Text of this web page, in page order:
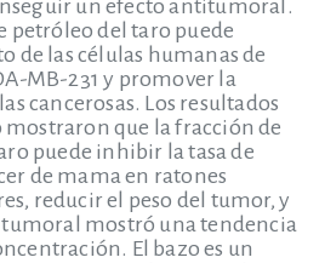
un efecto antitumoral.
petróleo del taro puede
de las células humanas de
MB-231 y promover la
cancerosas. Los resultados
que la fracción de
puede inhibir la tasa de
de mama en ratones
reducir el peso del tumor, y
tumoral mostró una tendencia
El bazo es un